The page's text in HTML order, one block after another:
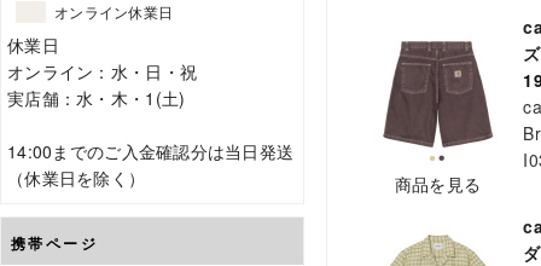
オンライン休業日
休業日
オンライン：水・日・祝
実店舗：水・木・1(土)
14:00までのご入金確認分は当日発送
（休業日を除く）
携帯ページ
商品を見る